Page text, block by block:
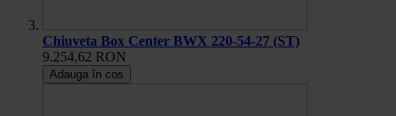
Chiuveta Box Center BWX 220-54-27 (ST)
9.254,62 RON
Adauga în cos